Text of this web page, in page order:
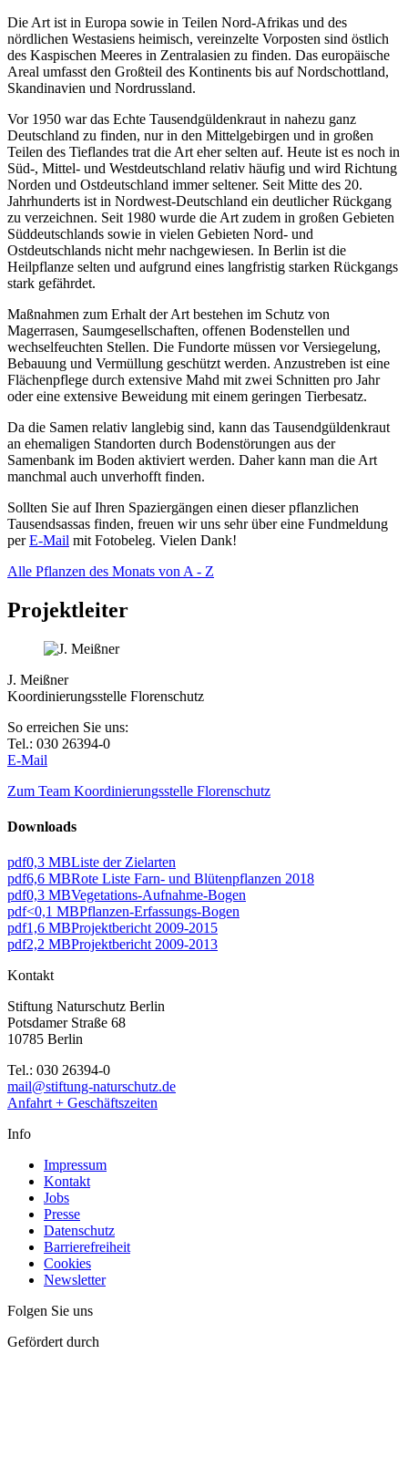
Die Art ist in Europa sowie in Teilen Nord-Afrikas und des
nördlichen Westasiens heimisch, vereinzelte Vorposten sind östlich
des Kaspischen Meeres in Zentralasien zu finden. Das europäische
Areal umfasst den Großteil des Kontinents bis auf Nordschottland,
Skandinavien und Nordrussland.
Vor 1950 war das Echte Tausendgüldenkraut in nahezu ganz
Deutschland zu finden, nur in den Mittelgebirgen und in großen
Teilen des Tieflandes trat die Art eher selten auf. Heute ist es noch in
Süd-, Mittel- und Westdeutschland relativ häufig und wird Richtung
Norden und Ostdeutschland immer seltener. Seit Mitte des 20.
Jahrhunderts ist in Nordwest-Deutschland ein deutlicher Rückgang
zu verzeichnen. Seit 1980 wurde die Art zudem in großen Gebieten
Süddeutschlands sowie in vielen Gebieten Nord- und
Ostdeutschlands nicht mehr nachgewiesen. In Berlin ist die
Heilpflanze selten und aufgrund eines langfristig starken Rückgangs
stark gefährdet.
Maßnahmen zum Erhalt der Art bestehen im Schutz von
Magerrasen, Saumgesellschaften, offenen Bodenstellen und
wechselfeuchten Stellen. Die Fundorte müssen vor Versiegelung,
Bebauung und Vermüllung geschützt werden. Anzustreben ist eine
Flächenpflege durch extensive Mahd mit zwei Schnitten pro Jahr
oder eine extensive Beweidung mit einem geringen Tierbesatz.
Da die Samen relativ langlebig sind, kann das Tausendgüldenkraut
an ehemaligen Standorten durch Bodenstörungen aus der
Samenbank im Boden aktiviert werden. Daher kann man die Art
manchmal auch unverhofft finden.
Sollten Sie auf Ihren Spaziergängen einen dieser pflanzlichen
Tausendsassas finden, freuen wir uns sehr über eine Fundmeldung
perE-Mail mit Fotobeleg. Vielen Dank!
Alle Pflanzen des Monats von A - Z
Projektleiter
J. Meißner
Koordinierungsstelle Florenschutz
So erreichen Sie uns:
Tel.: 030 26394-0
E-Mail
Zum Team Koordinierungsstelle Florenschutz
Downloads
pdf0,3 MBListe der Zielarten
pdf6,6 MBRote Liste Farn- und Blütenpflanzen 2018
pdf0,3 MBVegetations-Aufnahme-Bogen
pdf<0,1 MBPflanzen-Erfassungs-Bogen
pdf1,6 MBProjektbericht 2009-2015
pdf2,2 MBProjektbericht 2009-2013
Kontakt
Stiftung Naturschutz Berlin
Potsdamer Straße 68
10785 Berlin
Tel.: 030 26394-0
mail@stiftung-naturschutz.de
Anfahrt + Geschäftszeiten
Info
Impressum
Kontakt
Jobs
Presse
Datenschutz
Barrierefreiheit
Cookies
Newsletter
Folgen Sie uns
Gefördert durch